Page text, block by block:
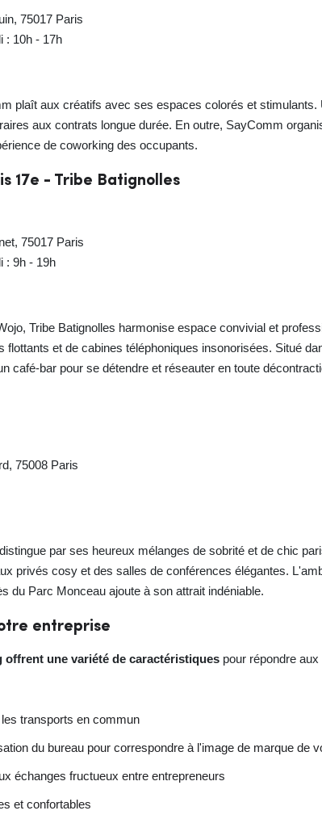
75017 Paris
: 10h - 17h
plaît aux créatifs avec ses espaces colorés et
aux contrats longue durée. En outre, SayComm
de coworking des occupants.
17e - Tribe Batignolles
75017 Paris
: 9h - 19h
Tribe Batignolles harmonise espace convivial et
flottants et de cabines téléphoniques insonorisées. Situé
café-bar pour se détendre et réseauter en toute
75008 Paris
par ses heureux mélanges de sobrité et de chic
privés cosy et des salles de conférences élégantes.
du Parc Monceau ajoute à son attrait indéniable.
entreprise
offrent une variété de caractéristiques pour répondre
transports en commun
du bureau pour correspondre à l'image de marque de
échanges fructueux entre entrepreneurs
et confortables